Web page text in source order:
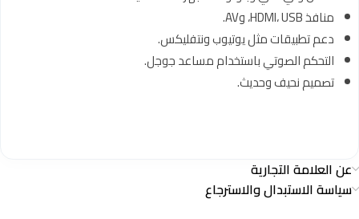
منافذ HDMI، USB، وAV.
دعم تطبيقات مثل يوتيوب ونتفليكس.
التحكم الصوتي باستخدام مساعد جوجل.
تصميم نحيف وحديث.
عن العلامة التجارية
سياسة الاستبدال والاسترجاع